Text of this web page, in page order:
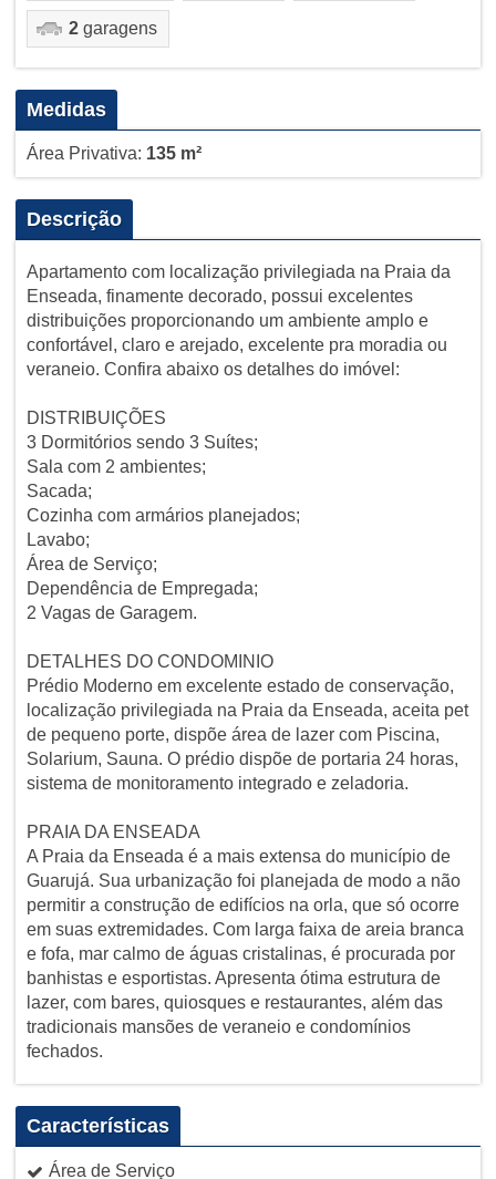
2garagens
Medidas
Área Privativa: 135 m²
Descrição
Apartamento com localização privilegiada na Praia da
Enseada, finamente decorado, possui excelentes
distribuições proporcionando um ambiente amplo e
confortável, claro e arejado, excelente pra moradia ou
veraneio. Confira abaixo os detalhes do imóvel:
DISTRIBUIÇÕES
3 Dormitórios sendo 3 Suítes;
Sala com 2 ambientes;
Sacada;
Cozinha com armários planejados;
Lavabo;
Área de Serviço;
Dependência de Empregada;
2 Vagas de Garagem.
DETALHES DO CONDOMINIO
Prédio Moderno em excelente estado de conservação,
localização privilegiada na Praia da Enseada, aceita pet
de pequeno porte, dispõe área de lazer com Piscina,
Solarium, Sauna. O prédio dispõe de portaria 24 horas,
sistema de monitoramento integrado e zeladoria.
PRAIA DA ENSEADA
A Praia da Enseada é a mais extensa do município de
Guarujá. Sua urbanização foi planejada de modo a não
permitir a construção de edifícios na orla, que só ocorre
em suas extremidades. Com larga faixa de areia branca
e fofa, mar calmo de águas cristalinas, é procurada por
banhistas e esportistas. Apresenta ótima estrutura de
lazer, com bares, quiosques e restaurantes, além das
tradicionais mansões de veraneio e condomínios
fechados.
Características
Área de Serviço